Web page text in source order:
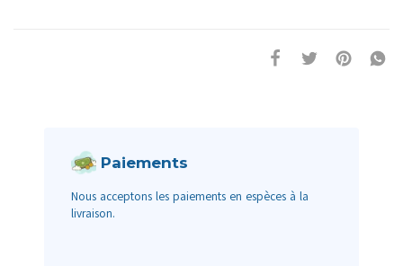
Paiements
Nous acceptons les paiements en espèces à la
livraison.